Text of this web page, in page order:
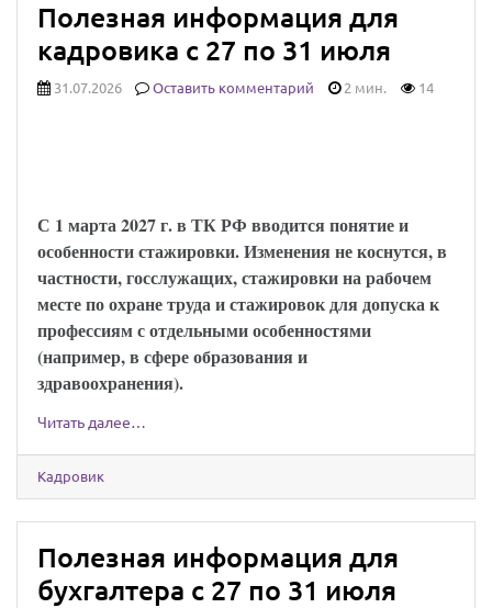
Полезная информация для
кадровика с 27 по 31 июля
31.07.2026 Оставить комментарий 2 мин. 14
С 1 марта 2027 г. в ТК РФ вводится понятие и
особенности стажировки. Изменения не коснутся, в
частности, госслужащих, стажировки на рабочем
месте по охране труда и стажировок для допуска к
профессиям с отдельными особенностями
(например, в сфере образования и
здравоохранения).
Читать далее…
Кадровик
Полезная информация для
бухгалтера с 27 по 31 июля